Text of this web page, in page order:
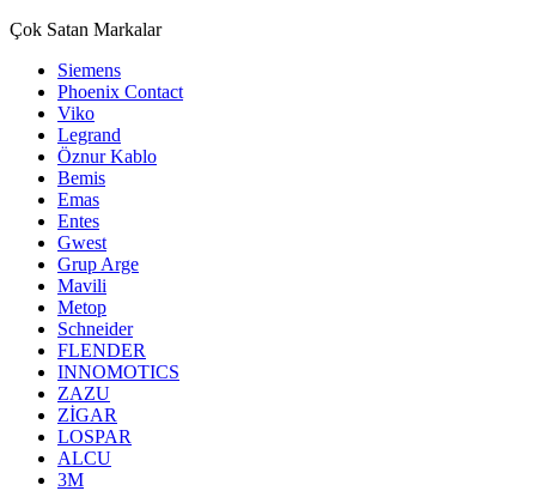
Çok Satan Markalar
Siemens
Phoenix Contact
Viko
Legrand
Öznur Kablo
Bemis
Emas
Entes
Gwest
Grup Arge
Mavili
Metop
Schneider
FLENDER
INNOMOTICS
ZAZU
ZİGAR
LOSPAR
ALCU
3M